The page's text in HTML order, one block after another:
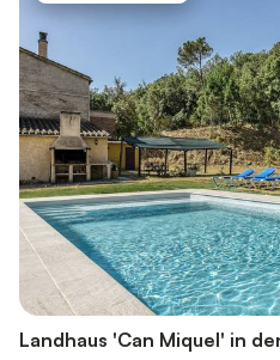
Landhaus 'Can Miquel' in